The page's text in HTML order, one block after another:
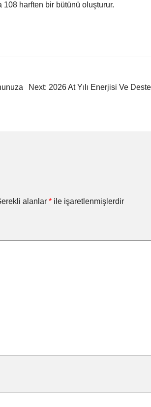
harften bir bütünü oluşturur.
Next: 2026 At Yılı Enerjisi Ve
alanlar * ile işaretlenmişlerdir